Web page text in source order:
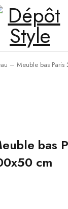
– Meuble bas
bas
cm